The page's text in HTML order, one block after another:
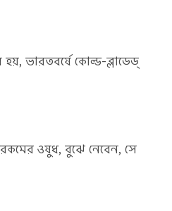
ভারতবর্ষে কোল্ড-ব্লাডেড্
রকমের ওষুধ, বুঝে নেবেন, সে